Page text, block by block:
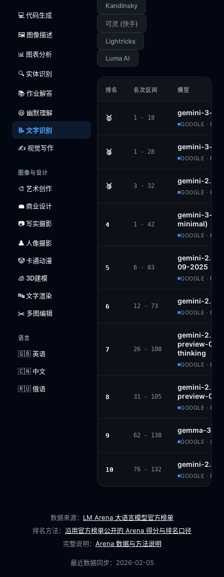
💻 代码生成
🖼️ 图像描述
📊 图表分析
🔍 实体识别
📚 作业解答
😆 幽默理解
📝 文字识别
✍️ 视觉写作
图像与设计
🎨 艺术创作
💼 商业设计
📷 写实摄影
👤 人像摄影
🤡 卡通动漫
🧊 3D建模
🔤 文字渲染
✂️ 多图编辑
语言
🇬🇧 英语
🇨🇳 中文
🇷🇺 俄语
Kandinsky
可灵 (快手)
Lightricks
Luma AI
排名 名次区间 模型
🥇 1 - 18
gemini-3-pro
GOOGLE ·
🥈 1 - 28
gemini-3-
GOOGLE ·
🥉 3 - 32
gemini-2.5-
GOOGLE ·
4 1 - 42
gemini-3-
minimal)
GOOGLE ·
5 6 - 83
gemini-2.5-
09-2025
GOOGLE ·
6 12 - 73
gemini-2.5-
GOOGLE ·
7 26 - 108
gemini-2.5-
preview-09-
thinking
GOOGLE ·
8 31 - 105
gemini-2.5-
preview-06-
GOOGLE ·
9 62 - 138
gemma-3-
GOOGLE ·
10 76 - 132
gemini-2.0-
GOOGLE ·
数据来源： LM Arena 大语言模型官方榜单
排名方法： 沿用官方榜单公开的 Arena 得分与排名口径
完整说明： Arena 数据与方法说明
最近数据同步： 2026-02-05